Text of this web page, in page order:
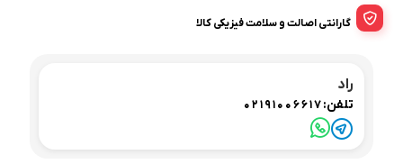
گارانتی اصالت و سلامت فیزیکی کالا
راد
تلفن:02191006617